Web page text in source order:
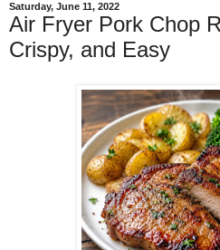
Saturday, June 11, 2022
Air Fryer Pork Chop
Crispy, and Easy